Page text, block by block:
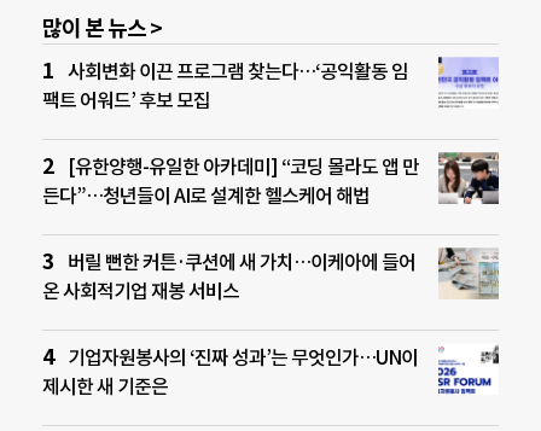
많이 본 뉴스 >
사회변화 이끈 프로그램 찾는다…‘공익활동 임
팩트 어워드’ 후보 모집
[유한양행-유일한 아카데미] “코딩 몰라도 앱 만
든다”…청년들이 AI로 설계한 헬스케어 해법
버릴 뻔한 커튼·쿠션에 새 가치…이케아에 들어
온 사회적기업 재봉 서비스
기업자원봉사의 ‘진짜 성과’는 무엇인가…UN이
제시한 새 기준은